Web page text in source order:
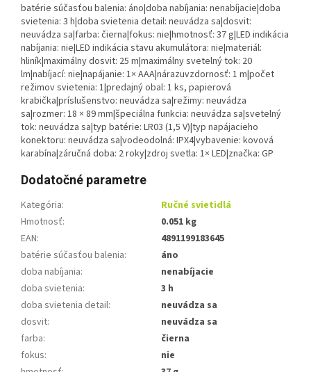
batérie súčasťou balenia: áno|doba nabíjania: nenabíjacie|doba
svietenia: 3 h|doba svietenia detail: neuvádza sa|dosvit:
neuvádza sa|farba: čierna|fokus: nie|hmotnosť: 37 g|LED indikácia
nabíjania: nie|LED indikácia stavu akumulátora: nie|materiál:
hliník|maximálny dosvit: 25 m|maximálny svetelný tok: 20
lm|nabíjací: nie|napájanie: 1× AAA|nárazuvzdornosť: 1 m|počet
režimov svietenia: 1|predajný obal: 1 ks, papierová
krabička|príslušenstvo: neuvádza sa|režimy: neuvádza
sa|rozmer: 18 × 89 mm|špeciálna funkcia: neuvádza sa|svetelný
tok: neuvádza sa|typ batérie: LR03 (1,5 V)|typ napájacieho
konektoru: neuvádza sa|vodeodolná: IPX4|vybavenie: kovová
karabína|záručná doba: 2 roky|zdroj svetla: 1× LED|značka: GP
Dodatočné parametre
Kategória:
Ručné svietidlá
Hmotnosť:
0.051 kg
EAN:
4891199183645
batérie súčasťou balenia:
áno
doba nabíjania:
nenabíjacie
doba svietenia:
3 h
doba svietenia detail:
neuvádza sa
dosvit:
neuvádza sa
farba:
čierna
fokus:
nie